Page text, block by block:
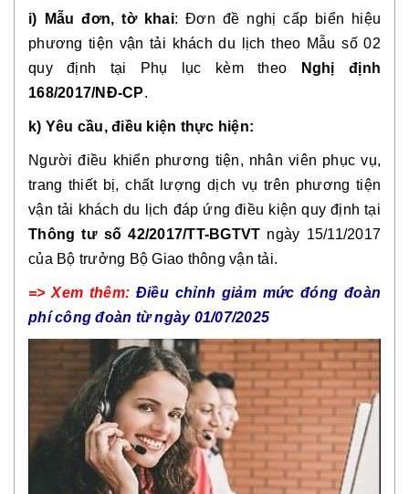
i) Mẫu đơn, tờ khai: Đơn đề nghị cấp biển hiệu
phương tiện vận tải khách du lịch theo Mẫu số 02
quy định tại Phụ lục kèm theo
Nghị định
168/2017/NĐ-CP.
k) Yêu cầu, điều kiện thực hiện:
Người điều khiển phương tiện, nhân viên phục vụ,
trang thiết bị, chất lượng dịch vụ trên phương tiện
vận tải khách du lịch đáp ứng điều kiện quy định tại
Thông tư số 42/2017/TT-BGTVT ngày 15/11/2017
của Bộ trưởng Bộ Giao thông vận tải.
=> Xem thêm: Điều chỉnh giảm mức đóng đoàn
phí công đoàn từ ngày 01/07/2025